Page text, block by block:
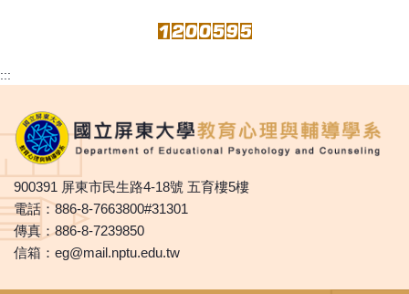
:::
900391 屏東市民生路4-18號 五育樓5樓
電話：886-8-7663800#31301
傳真：886-8-7239850
信箱：eg@mail.nptu.edu.tw